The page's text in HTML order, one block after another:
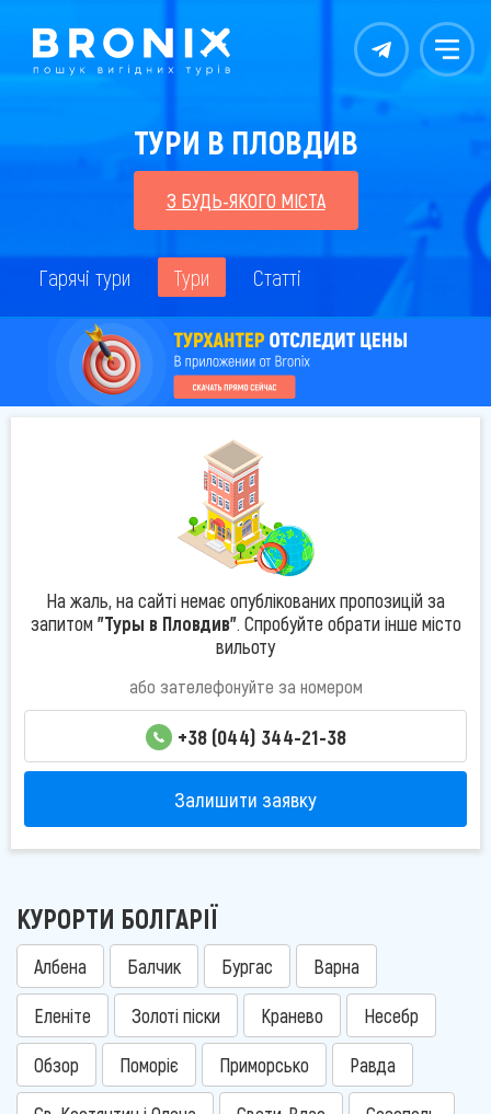
Контакты Меню
ТУРИ В ПЛОВДИВ
З БУДЬ-ЯКОГО МІСТА
Гарячі тури Тури Статті
На жаль, на сайті немає опублікованих пропозицій за
запитом "Туры в Пловдив". Спробуйте обрати інше місто
вильоту
або зателефонуйте за номером
+38 (044) 344-21-38
Залишити заявку
КУРОРТИ БОЛГАРІЇ
Албена Балчик Бургас Варна
Еленіте Золоті піски Кранево Несебр
Обзор Поморіє Приморсько Равда